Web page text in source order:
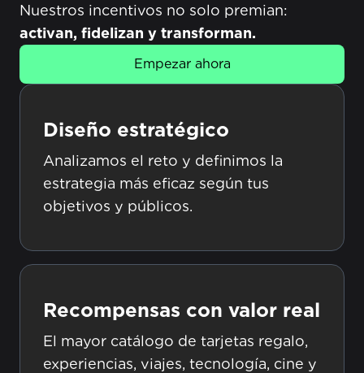
Nuestros incentivos no solo premian:
activan, fidelizan y transforman.
Empezar ahora
Diseño estratégico
Analizamos el reto y definimos la
estrategia más eficaz según tus
objetivos y públicos.
Recompensas con valor real
El mayor catálogo de tarjetas regalo,
experiencias, viajes, tecnología, cine y